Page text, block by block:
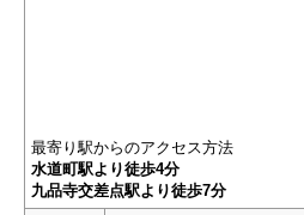
最寄り駅からのアクセス方法
水道町駅より徒歩4分
九品寺交差点駅より徒歩7分